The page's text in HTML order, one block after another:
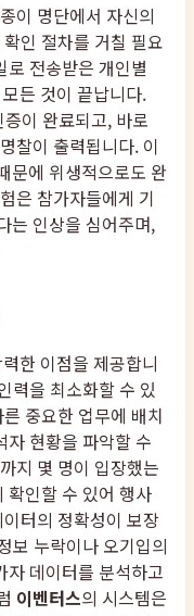
이 명단에서 자신의
인 절차를 거칠 필요
로 전송받은 개인별
든 것이 끝납니다.
이 완료되고, 바로
찰이 출력됩니다. 이
문에 위생적으로도 완
은 참가자들에게 기
는 인상을 심어주며,
한 이점을 제공합니
력을 최소화할 수 있
중요한 업무에 배치
자 현황을 파악할 수
지 몇 명이 입장했는
확인할 수 있어 행사
터의 정확성이 보장
보 누락이나 오기입의
자 데이터를 분석하고
이벤터스의 시스템은